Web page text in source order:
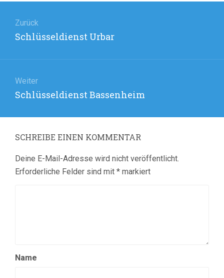
Zurück
Vorheriger
Schlüsseldienst Urbar
Weiter
Nächster
Schlüsseldienst Bassenheim
SCHREIBE EINEN KOMMENTAR
Deine E-Mail-Adresse wird nicht veröffentlicht.
Erforderliche Felder sind mit * markiert
Name